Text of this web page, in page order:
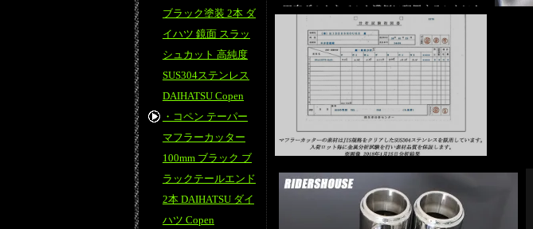
ブラック塗装 2本 ダ
イハツ 鏡面 スラッ
シュカット 高純度
SUS304ステンレス
DAIHATSU Copen
・コペン テーパー
マフラーカッター
100mm ブラック ブ
ラックテールエンド
2本 DAIHATSU ダイ
ハツ Copen